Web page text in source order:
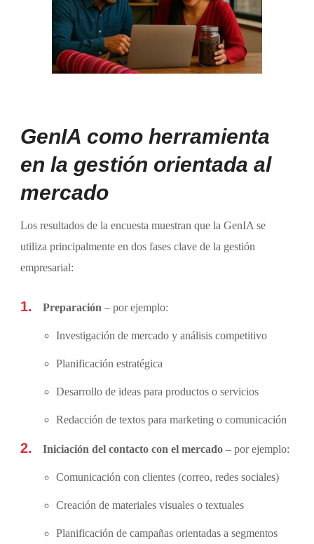
GenIA como herramienta
en la gestión orientada al
mercado
Los resultados de la encuesta muestran que la GenIA se
utiliza principalmente en dos fases clave de la gestión
empresarial:
Preparación – por ejemplo:
Investigación de mercado y análisis competitivo
Planificación estratégica
Desarrollo de ideas para productos o servicios
Redacción de textos para marketing o comunicación
Iniciación del contacto con el mercado – por ejemplo:
Comunicación con clientes (correo, redes sociales)
Creación de materiales visuales o textuales
Planificación de campañas orientadas a segmentos